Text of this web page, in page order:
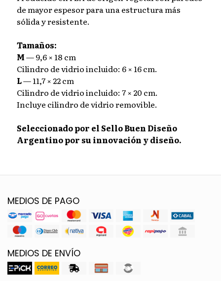
de mayor espesor para una estructura más
sólida y resistente.
Tamaños:
M— 9,6 × 18 cm
Cilindro de vidrio incluido: 6 × 16 cm.
L— 11,7 × 22 cm
Cilindro de vidrio incluido: 7 × 20 cm.
Incluye cilindro de vidrio removible.
Seleccionado por el Sello Buen Diseño
Argentino por su innovación y diseño.
MEDIOS DE PAGO
MEDIOS DE ENVÍO